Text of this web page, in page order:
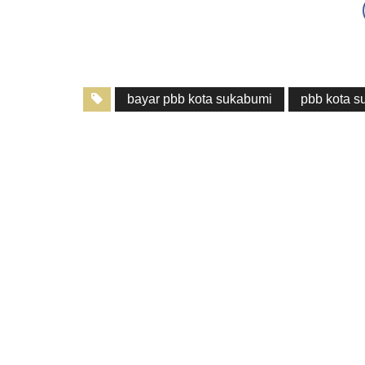
bayar pbb kota sukabumi pbb kota